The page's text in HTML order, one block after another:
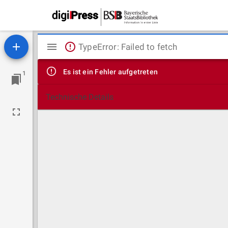
1
Mirador
Viewer
TypeError: Failed to fetch
Es ist ein Fehler aufgetreten
Technische Details